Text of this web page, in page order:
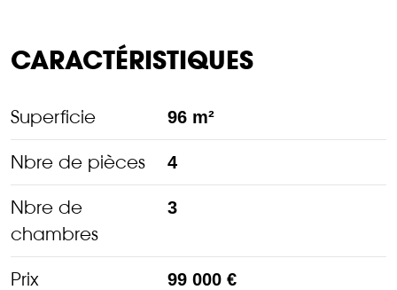
CARACTÉRISTIQUES
Superficie 96 m²
Nbre de pièces 4
Nbre de
chambres
3
Prix 99 000 €